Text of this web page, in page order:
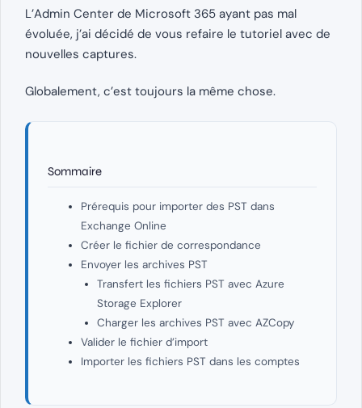
L’Admin Center de Microsoft 365 ayant pas mal
évoluée, j’ai décidé de vous refaire le tutoriel avec de
nouvelles captures.
Globalement, c’est toujours la même chose.
Sommaire
Prérequis pour importer des PST dans
Exchange Online
Créer le fichier de correspondance
Envoyer les archives PST
Transfert les fichiers PST avec Azure
Storage Explorer
Charger les archives PST avec AZCopy
Valider le fichier d’import
Importer les fichiers PST dans les comptes